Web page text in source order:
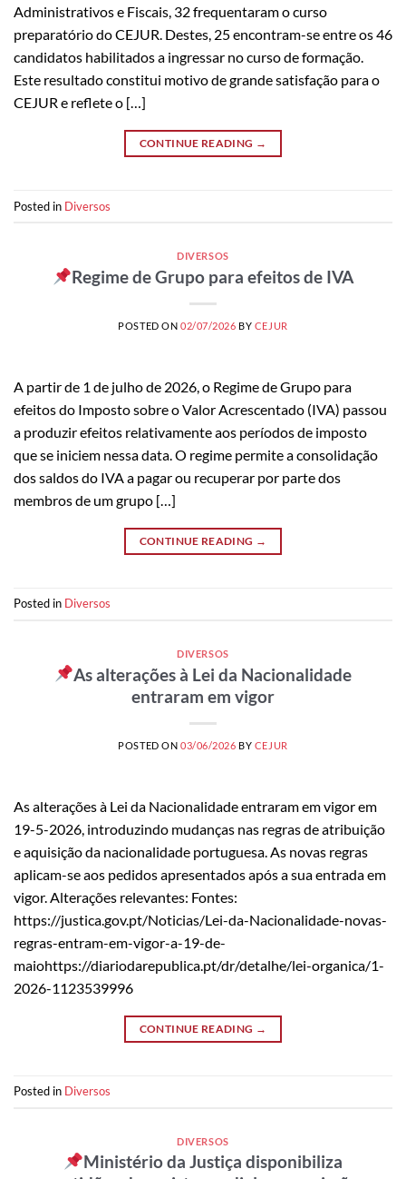
Administrativos e Fiscais, 32 frequentaram o curso
preparatório do CEJUR. Destes, 25 encontram-se entre os 46
candidatos habilitados a ingressar no curso de formação.
Este resultado constitui motivo de grande satisfação para o
CEJUR e reflete o […]
CONTINUE READING →
Posted in Diversos
DIVERSOS
Regime de Grupo para efeitos de IVA
POSTED ON 02/07/2026 BY CEJUR
A partir de 1 de julho de 2026, o Regime de Grupo para
efeitos do Imposto sobre o Valor Acrescentado (IVA) passou
a produzir efeitos relativamente aos períodos de imposto
que se iniciem nessa data. O regime permite a consolidação
dos saldos do IVA a pagar ou recuperar por parte dos
membros de um grupo […]
CONTINUE READING →
Posted in Diversos
DIVERSOS
As alterações à Lei da Nacionalidade
entraram em vigor
POSTED ON 03/06/2026 BY CEJUR
As alterações à Lei da Nacionalidade entraram em vigor em
19-5-2026, introduzindo mudanças nas regras de atribuição
e aquisição da nacionalidade portuguesa. As novas regras
aplicam-se aos pedidos apresentados após a sua entrada em
vigor. Alterações relevantes: Fontes:
https://justica.gov.pt/Noticias/Lei-da-Nacionalidade-novas-
regras-entram-em-vigor-a-19-de-
maiohttps://diariodarepublica.pt/dr/detalhe/lei-organica/1-
2026-1123539996
CONTINUE READING →
Posted in Diversos
DIVERSOS
Ministério da Justiça disponibiliza